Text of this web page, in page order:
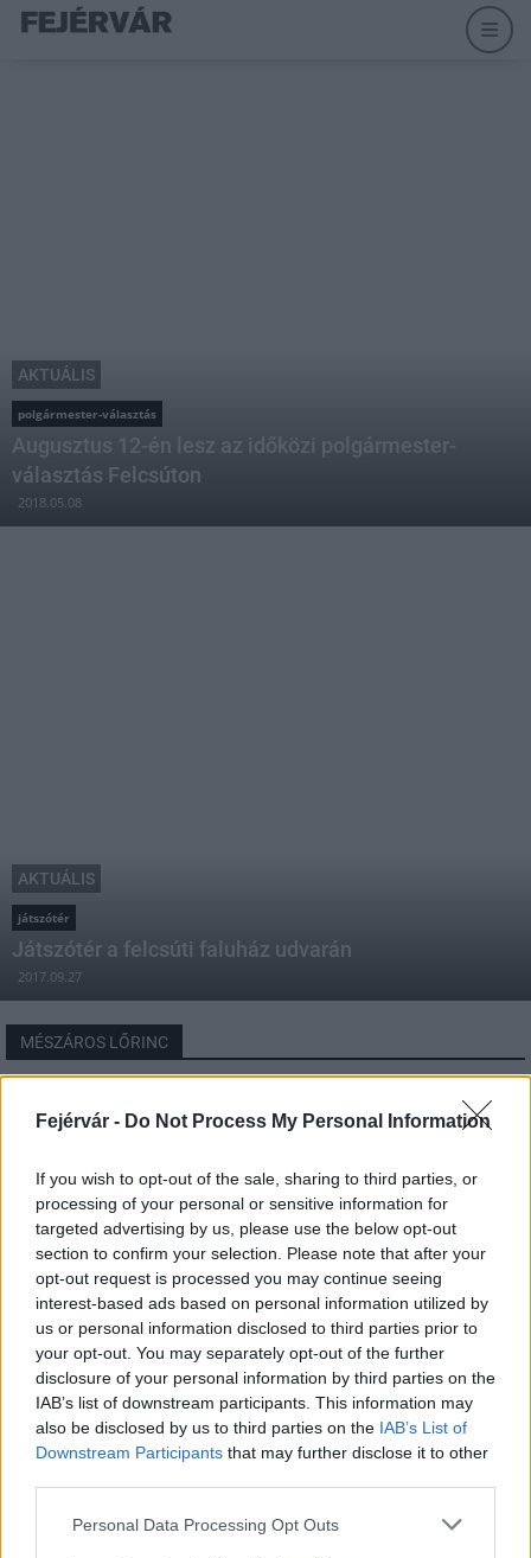
Fejérvár - Do Not Process My Personal Information
If you wish to opt-out of the sale, sharing to third parties, or
processing of your personal or sensitive information for
targeted advertising by us, please use the below opt-out
section to confirm your selection. Please note that after your
opt-out request is processed you may continue seeing
interest-based ads based on personal information utilized by
us or personal information disclosed to third parties prior to
your opt-out. You may separately opt-out of the further
disclosure of your personal information by third parties on the
IAB’s list of downstream participants. This information may
also be disclosed by us to third parties on the IAB’s List of
Downstream Participants that may further disclose it to other
Please note that this website/app uses one or more Google
Personal Data Processing Opt Outs
AKTUÁLIS
polgármester-választás
Augusztus 12-én lesz az időközi polgármester-
választás Felcsúton
2018.05.08
AKTUÁLIS
játszótér
Játszótér a felcsúti faluház udvarán
2017.09.27
MÉSZÁROS LŐRINC
Név
E-mail cím
Feliratkozom a hírlevélre és elfogadom azadatvédelmi
szabályzatot!
FELIRATKOZÁS